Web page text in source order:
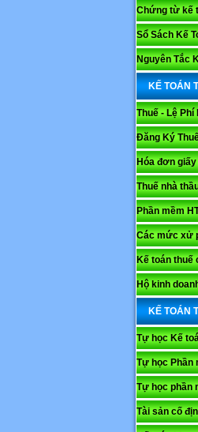
Chứng từ kế
Sổ Sách Kế
Nguyên Tắc
KẾ TOÁN
Thuế - Lệ Phí
Đăng Ký
Hóa đơn giấy
Thuế nhà
Phần mềm
Các mức xử
Kế toán thuế
Hộ kinh
KẾ TOÁN
Tự học Kế
Tự học Phần
Tự học phần
Tài sản cố